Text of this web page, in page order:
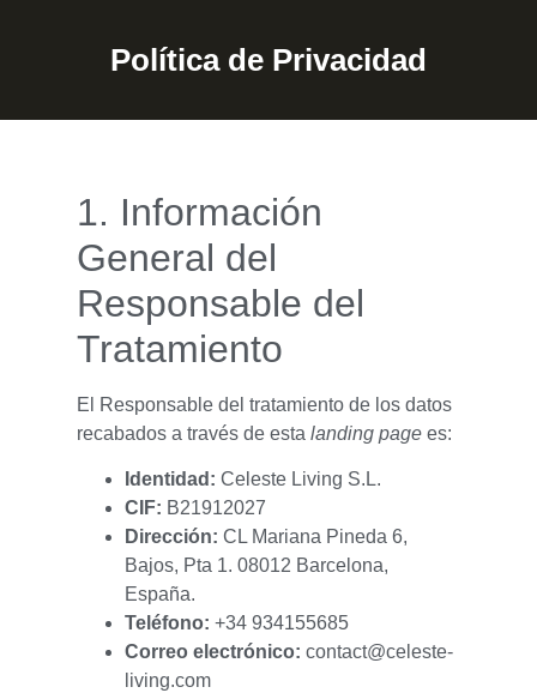
Política de Privacidad
1. Información
General del
Responsable del
Tratamiento
El Responsable del tratamiento de los datos
recabados a través de esta landing page es:
Identidad: Celeste Living S.L.
CIF: B21912027
Dirección: CL Mariana Pineda 6,
Bajos, Pta 1. 08012 Barcelona,
España.
Teléfono: +34 934155685
Correo electrónico: contact@celeste-
living.com